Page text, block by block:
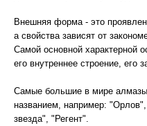
Внешняя форма - это
а свойства зависят от
Самой основной характерной
его внутреннее строение, его
Самые большие в мире
названием, например:
звезда", "Регент".